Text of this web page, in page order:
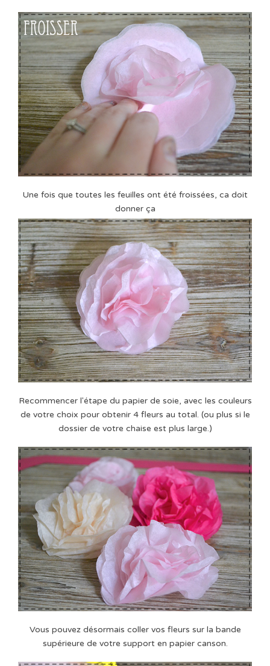
Une fois que toutes les feuilles ont été froissées, ca doit
donner ça
Recommencer l'étape du papier de soie, avec les couleurs
de votre choix pour obtenir 4 fleurs au total. (ou plus si le
dossier de votre chaise est plus large.)
Vous pouvez désormais coller vos fleurs sur la bande
supérieure de votre support en papier canson.